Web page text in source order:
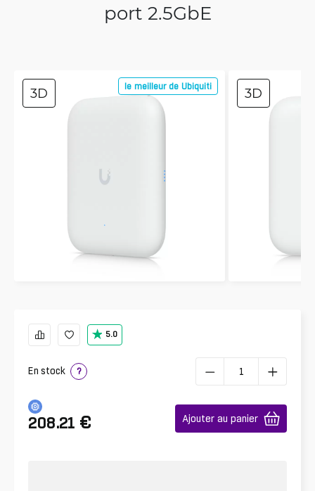
port 2.5GbE
3D le meilleur de Ubiquiti 3D
5.0
En stock ?
208.21 € Ajouter au panier